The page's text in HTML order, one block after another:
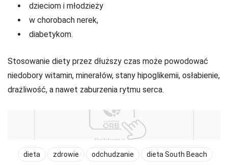
dzieciom i młodzieży
w chorobach nerek,
diabetykom.
Stosowanie diety przez dłuższy czas może powodować
niedobory witamin, minerałów, stany hipoglikemii, osłabienie,
drażliwość, a nawet zaburzenia rytmu serca.
dieta zdrowie odchudzanie dieta South Beach